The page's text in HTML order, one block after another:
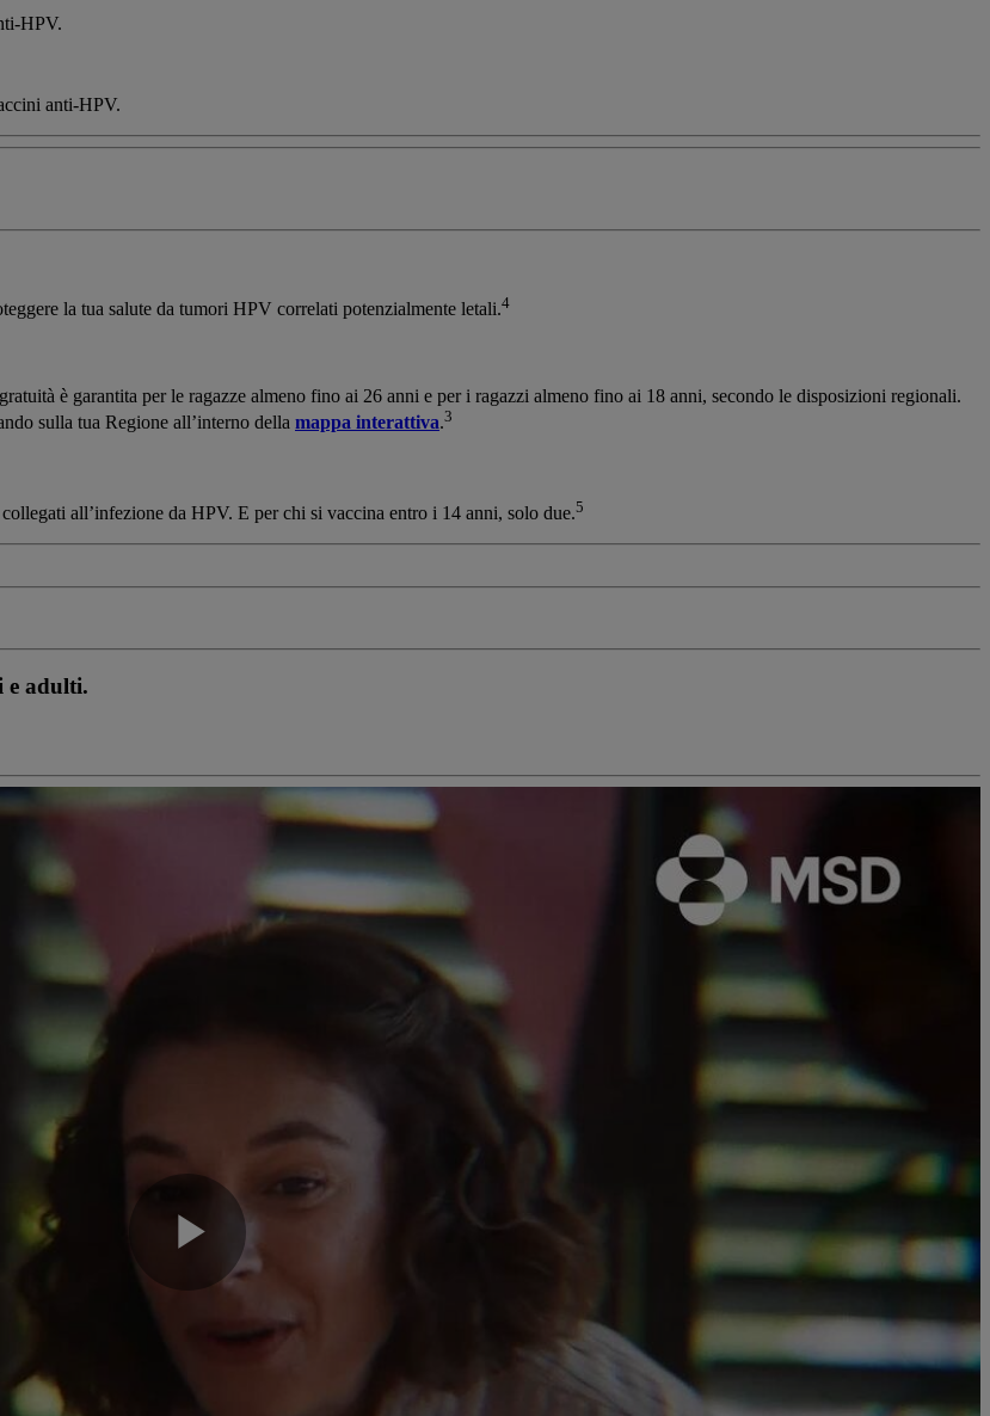
HPV.
anti-HPV.
la tua salute da tumori HPV correlati potenzialmente letali.4
è garantita per le ragazze almeno fino ai 26 anni e per i ragazzi almeno fino ai 18 anni, secondo le disposizioni regionali.
sulla tua Regione all’interno della mappa interattiva.3
all’infezione da HPV. E per chi si vaccina entro i 14 anni, solo due.5
e adulti.
Play